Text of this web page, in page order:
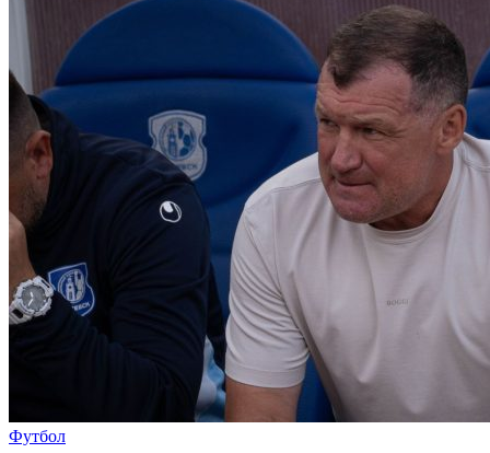
Футбол